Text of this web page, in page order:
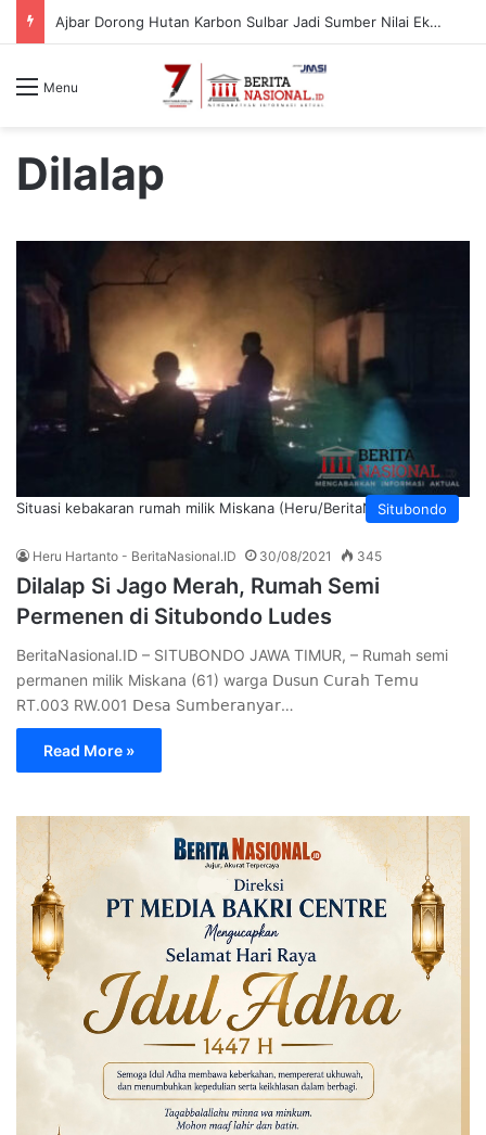
Ajbar Dorong Hutan Karbon Sulbar Jadi Sumber Nilai Ekonomi Berkelanjutan
Menu
Dilalap
Situbondo
Situasi kebakaran rumah milik Miskana (Heru/BeritaNasional.ID)
Heru Hartanto - BeritaNasional.ID 30/08/2021 345
Dilalap Si Jago Merah, Rumah Semi
Permenen di Situbondo Ludes
BeritaNasional.ID – SITUBONDO JAWA TIMUR, – Rumah semi
permanen milik Miskana (61) warga 𝖣u𝗌u𝗇 𝖢𝗎𝗋𝖺𝗁 T𝖾𝗆𝗎
RT.003 RW.001 𝖣𝖾𝗌𝖺 S𝗎𝗆𝖻𝖾𝗋𝖺𝗇𝗒𝖺𝗋…
Read More »